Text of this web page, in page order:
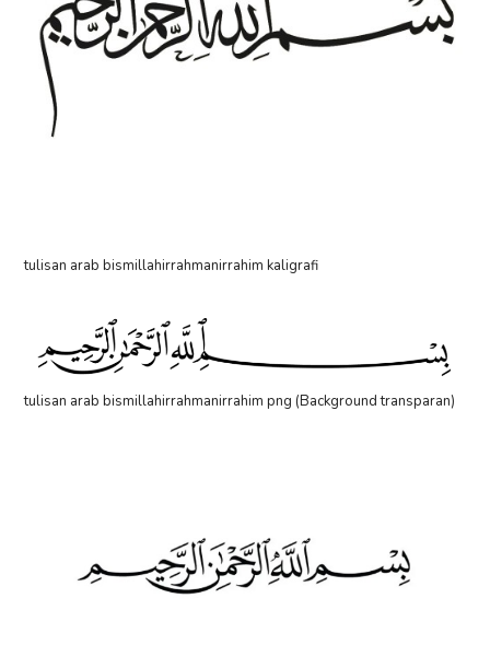
tulisan arab bismillahirrahmanirrahim kaligrafi
tulisan arab bismillahirrahmanirrahim png (Background transparan)